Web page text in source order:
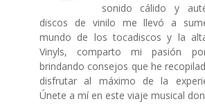
sonido cálido y
discos de vinilo me llevó a
mundo de los tocadiscos y la
Vinyls, comparto mi pasión
brindando consejos que he
disfrutar al máximo de la
Únete a mí en este viaje musical